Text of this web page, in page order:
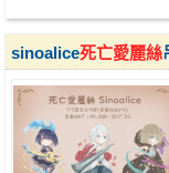
sinoalice死亡愛麗絲